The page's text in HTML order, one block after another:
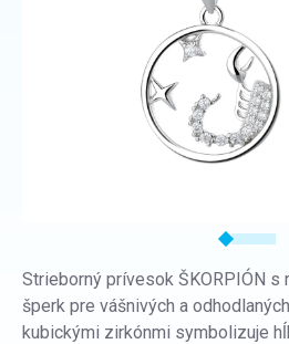
Strieborný prívesok ŠKORPIÓN s
šperk pre vášnivých a
kubickými zirkónmi symbolizuje